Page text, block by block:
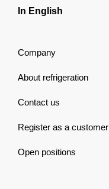
In English
Company
About refrigeration
Contact us
Register as a customer
Open positions